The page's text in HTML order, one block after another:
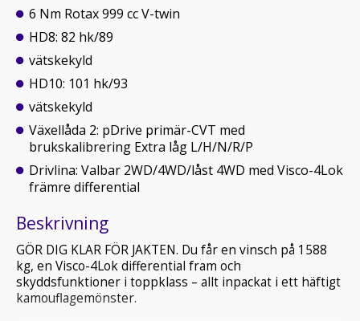
6 Nm Rotax 999 cc V-twin
HD8: 82 hk/89
vätskekyld
HD10: 101 hk/93
vätskekyld
Växellåda 2: pDrive primär-CVT med
brukskalibrering Extra låg L/H/N/R/P
Drivlina: Valbar 2WD/4WD/låst 4WD med Visco-4Lok
främre differential
Beskrivning
GÖR DIG KLAR FÖR JAKTEN. Du får en vinsch på 1588
kg, en Visco-4Lok differential fram och
skyddsfunktioner i toppklass – allt inpackat i ett häftigt
kamouflagemönster.